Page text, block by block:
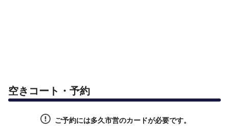
空きコート・予約
ご予約には多久市営のカードが必要です。